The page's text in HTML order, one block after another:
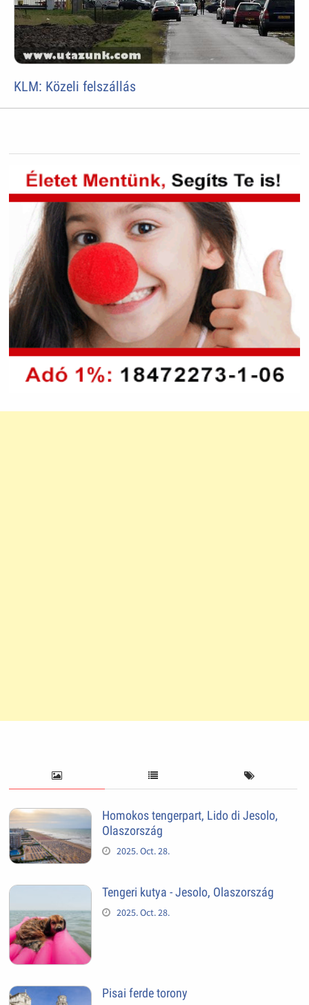
KLM: Közeli felszállás
Homokos tengerpart, Lido di Jesolo,
Olaszország
2025. Oct. 28.
Tengeri kutya - Jesolo, Olaszország
2025. Oct. 28.
Pisai ferde torony